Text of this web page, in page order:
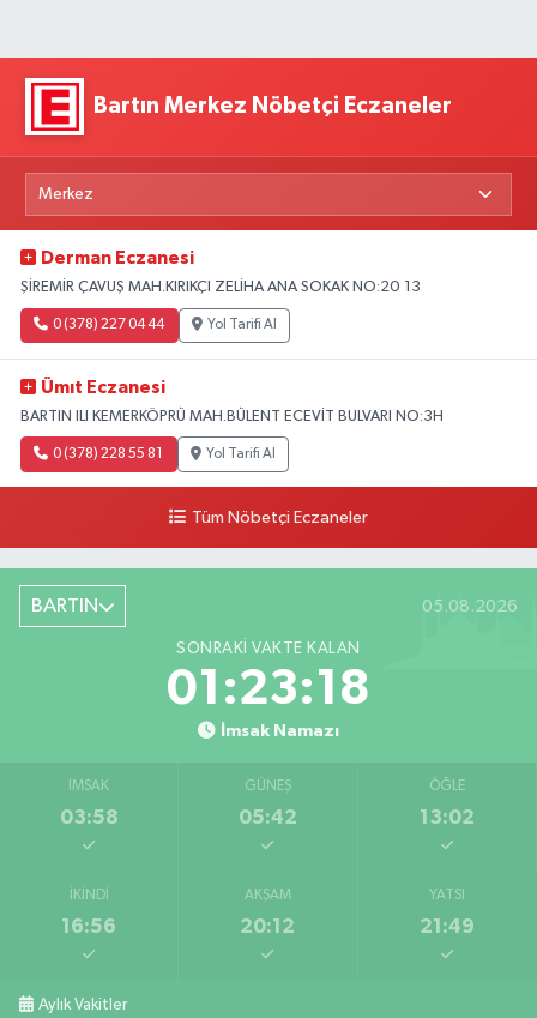
Bartın Merkez Nöbetçi Eczaneler
Derman Eczanesi
ŞİREMİR ÇAVUŞ MAH.KIRIKÇI ZELİHA ANA SOKAK NO:20 13
0 (378) 227 04 44 Yol Tarifi Al
Ümıt Eczanesi
BARTIN ILI KEMERKÖPRÜ MAH.BÜLENT ECEVİT BULVARI NO:3H
0 (378) 228 55 81 Yol Tarifi Al
Tüm Nöbetçi Eczaneler
BARTIN 05.08.2026
SONRAKI VAKTE KALAN
01:23:17
İmsak Namazı
İMSAK
03:58
GÜNEŞ
05:42
ÖĞLE
13:02
İKINDI
16:56
AKŞAM
20:12
YATSI
21:49
Aylık Vakitler